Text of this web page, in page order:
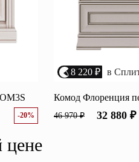
-20%
8 220 ₽ в
Комод Флоренция
46 970 ₽ 32 880 ₽
цене